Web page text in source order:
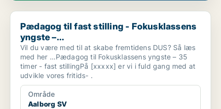
Pædagog til fast stilling - Fokusklassens yngste –...
Pædagog til fast stilling - Fokusklassens
yngste –...
Vil du være med til at skabe fremtidens DUS? Så læs
med her …Pædagog til Fokusklassens yngste – 35
timer - fast stillingPå [xxxxx] er vi i fuld gang med at
udvikle vores fritids- .
Område
Aalborg SV